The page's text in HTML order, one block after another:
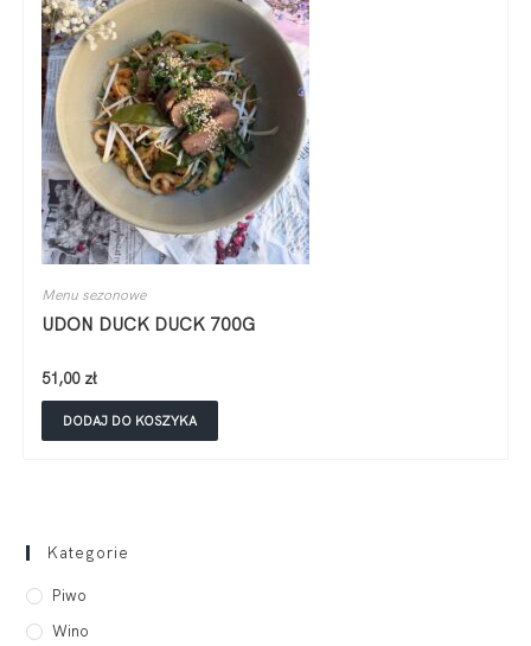
Menu sezonowe
UDON DUCK DUCK 700G
51,00 zł
DODAJ DO KOSZYKA
Kategorie
Piwo
Wino